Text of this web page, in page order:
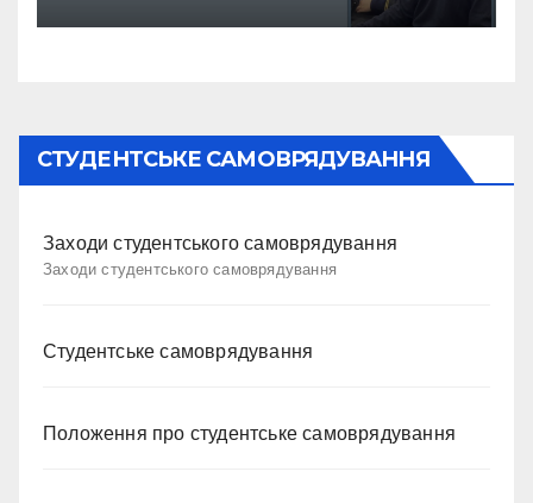
СТУДЕНТСЬКЕ САМОВРЯДУВАННЯ
Заходи студентського самоврядування
Заходи студентського самоврядування
Студентське самоврядування
Положення про студентське самоврядування